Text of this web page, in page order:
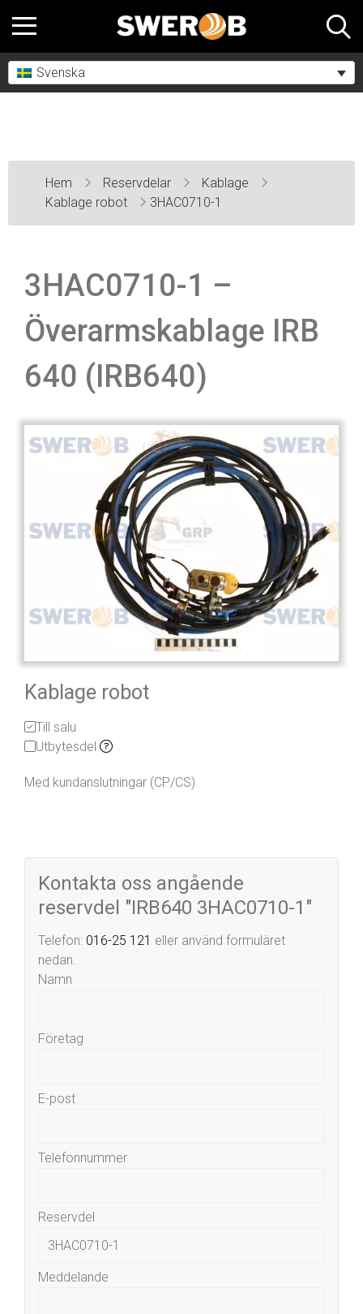
Svenska
Hem Reservdelar
Kablage
Kablage robot
3HAC0710-1
3HAC0710-1 –
Överarmskablage IRB
640 (IRB640)
Kablage robot
Till salu
Utbytesdel
Med kundanslutningar (CP/CS)
Kontakta oss angående
reservdel "IRB640 3HAC0710-1"
Telefon: 016-25 121 eller använd formuläret
nedan.
Namn
Företag
E-post
Telefonnummer
Reservdel
Meddelande